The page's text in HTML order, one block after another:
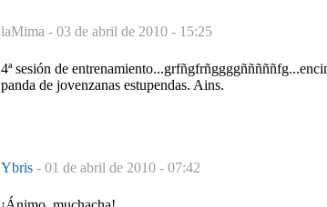
laMima - 03 de abril de 2010 - 15:25
4ª sesión de
panda de jovenzanas estupendas. Ains.
Ybris - 01 de abril de 2010 - 07:42